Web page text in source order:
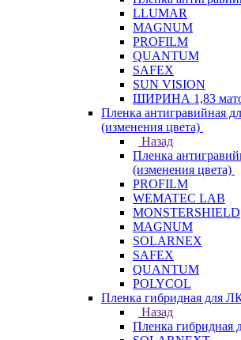
LLUMAR
MAGNUM
PROFILM
QUANTUM
SAFEX
SUN VISION
ШИРИНА 1,83
Пленка антигравийная
(изменения цвета)
Назад
Пленка
(изменения цвета)
PROFILM
WEMATEC LAB
MONSTERSHIELD
MAGNUM
SOLARNEX
SAFEX
QUANTUM
POLYCOL
Пленка гибридная для
Назад
Пленка гибридная